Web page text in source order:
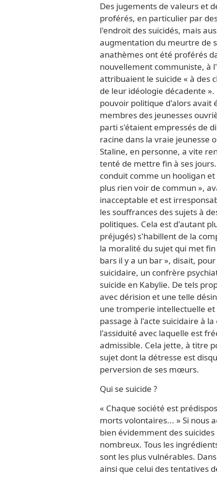
Des jugements de valeurs et
proférés, en particulier par
l'endroit des suicidés, mais
augmentation du meurtre de
anathèmes ont été proférés
nouvellement communiste, à
attribuaient le suicide « à des
de leur idéologie décadente
pouvoir politique d'alors avait
membres des jeunesses
parti s'étaient empressés de
racine dans la vraie jeunesse
Staline, en personne, a vite
tenté de mettre fin à ses
conduit comme un hooligan
plus rien voir de commun »,
inacceptable et est
les souffrances des sujets à
politiques. Cela est d'autant
préjugés) s'habillent de la
la moralité du sujet qui met
bars il y a un bar », disait,
suicidaire, un confrère
suicide en Kabylie. De tels
avec dérision et une telle
une tromperie intellectuelle
passage à l'acte suicidaire à
l'assiduité avec laquelle est
admissible. Cela jette, à titre
sujet dont la détresse est
perversion de ses mœurs.
Qui se suicide ?
« Chaque société est
morts volontaires... » Si nous
bien évidemment des
nombreux. Tous les
sont les plus vulnérables.
ainsi que celui des tentatives